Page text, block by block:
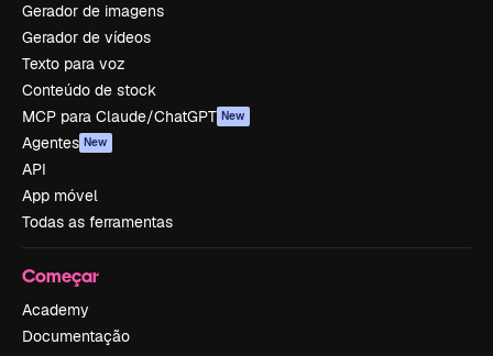
Gerador de imagens
Gerador de vídeos
Texto para voz
Conteúdo de stock
MCP para Claude/ChatGPT New
Agentes New
API
App móvel
Todas as ferramentas
Começar
Academy
Documentação